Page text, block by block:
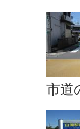
市道